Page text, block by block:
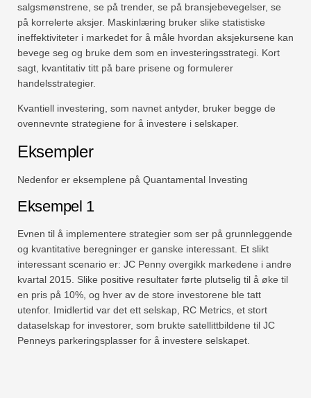
salgsmønstrene, se på trender, se på bransjebevegelser, se
på korrelerte aksjer. Maskinlæring bruker slike statistiske
ineffektiviteter i markedet for å måle hvordan aksjekursene kan
bevege seg og bruke dem som en investeringsstrategi. Kort
sagt, kvantitativ titt på bare prisene og formulerer
handelsstrategier.
Kvantiell investering, som navnet antyder, bruker begge de
ovennevnte strategiene for å investere i selskaper.
Eksempler
Nedenfor er eksemplene på Quantamental Investing
Eksempel 1
Evnen til å implementere strategier som ser på grunnleggende
og kvantitative beregninger er ganske interessant. Et slikt
interessant scenario er: JC Penny overgikk markedene i andre
kvartal 2015. Slike positive resultater førte plutselig til å øke til
en pris på 10%, og hver av de store investorene ble tatt
utenfor. Imidlertid var det ett selskap, RC Metrics, et stort
dataselskap for investorer, som brukte satellittbildene til JC
Penneys parkeringsplasser for å investere selskapet.